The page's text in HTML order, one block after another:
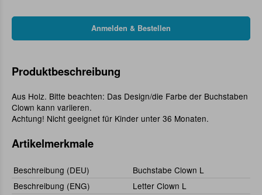
Produktbeschreibung
Aus Holz. Bitte beachten: Das Design/die Farbe der Buchstaben
Clown kann variieren.
Achtung! Nicht geeignet für Kinder unter 36 Monaten.
Artikelmerkmale
Beschreibung (DEU)
Buchstabe Clown L
Beschreibung (ENG)
Letter Clown L